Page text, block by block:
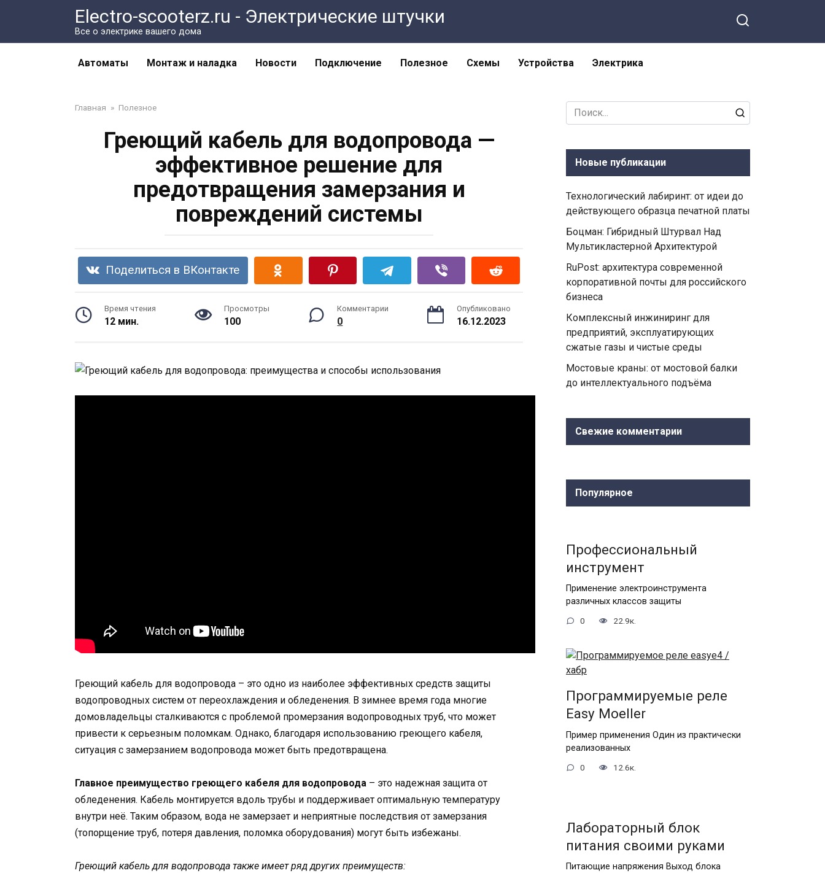
Electro-scooterz.ru - Электрические штучки
Все о электрике вашего дома
Автоматы Монтаж и наладка Новости Подключение Полезное Схемы Устройства Электрика
Главная » Полезное
Греющий кабель для водопровода —
эффективное решение для
предотвращения замерзания и
повреждений системы
Поделиться в ВКонтакте
Время чтения
12 мин.
Просмотры
100
Комментарии
0
Опубликовано
16.12.2023
Греющий кабель для водопровода – это одно из наиболее эффективных средств защиты
водопроводных систем от переохлаждения и обледенения. В зимнее время года многие
домовладельцы сталкиваются с проблемой промерзания водопроводных труб, что может
привести к серьезным поломкам. Однако, благодаря использованию греющего кабеля,
ситуация с замерзанием водопровода может быть предотвращена.
Главное преимущество греющего кабеля для водопровода – это надежная защита от
обледенения. Кабель монтируется вдоль трубы и поддерживает оптимальную температуру
внутри неё. Таким образом, вода не замерзает и неприятные последствия от замерзания
(топорщение труб, потеря давления, поломка оборудования) могут быть избежаны.
Греющий кабель для водопровода также имеет ряд других преимуществ:
Search
for:
Новые публикации
Технологический лабиринт: от идеи до
действующего образца печатной платы
Боцман: Гибридный Штурвал Над
Мультикластерной Архитектурой
RuPost: архитектура современной
корпоративной почты для российского
бизнеса
Комплексный инжиниринг для
предприятий, эксплуатирующих
сжатые газы и чистые среды
Мостовые краны: от мостовой балки
до интеллектуального подъёма
Свежие комментарии
Популярное
Профессиональный
инструмент
Применение электроинструмента
различных классов защиты
0 22.9к.
Программируемые реле
Еasy Moeller
Пример применения Один из практически
реализованных
0 12.6к.
Лабораторный блок
питания своими руками
Питающие напряжения Выход блока